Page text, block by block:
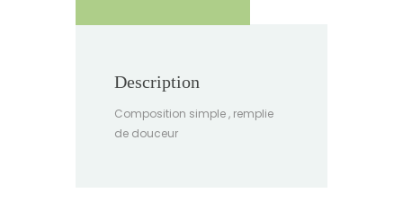
Description
Composition simple , remplie
de douceur